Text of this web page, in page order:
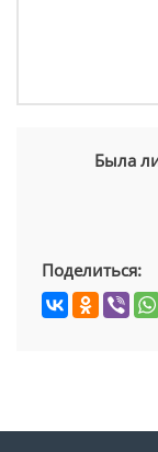
Была
Поделиться: